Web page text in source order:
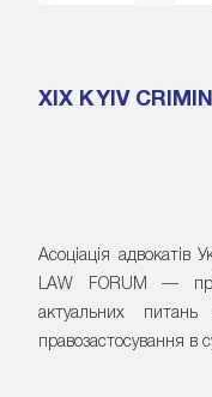
XIX KYIV
Асоціація адвокатів
LAW FORUM —
актуальних
правозастосування в